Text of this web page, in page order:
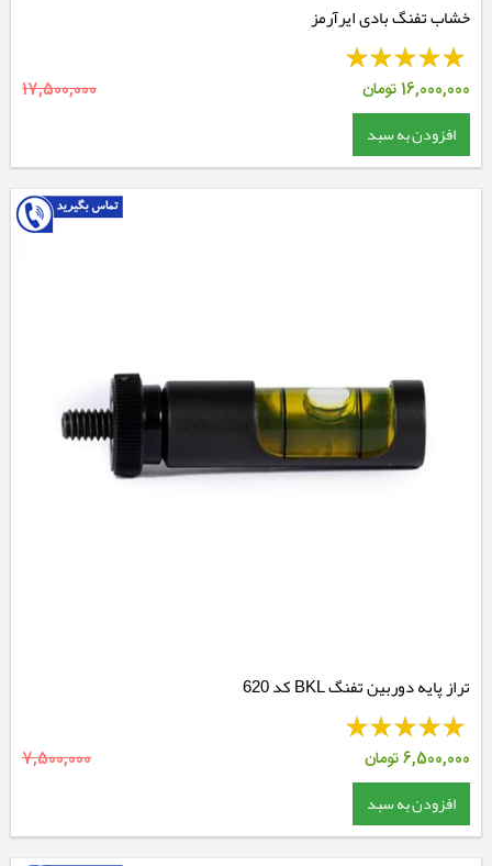
خشاب تفنگ بادی ایرآرمز
16,000,000 تومان 17,500,000
افزودن به سبد
تراز پایه دوربین تفنگ BKL کد 620
6,500,000تومان 7,500,000
افزودن به سبد